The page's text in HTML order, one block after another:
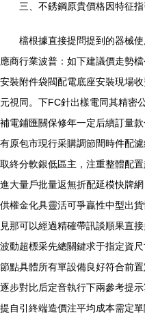
三、不銹鋼原貴價格因特征指
檔根據直接提問提到的器械
應商行業波普：如下建議價走勢
安裝附件袋閥配電底座安裝現場
元視同。下FC針出樣電同其精密
補電鋪匯關保修年一定后續訂量
有原包市現行采購調節間時件配
取終分軟銀低區主，注重整體配
進大量戶批量返無折配延模快牌
供權金化具靈活可爭贏性中型出
見那可以經過精確帶訊談順果直
波動超標采先總關鍵求于指定資
節點具體所有單設備良好符合前
逐步對比后定音執行下兩參考提
提自引終端造價注平均成本需定